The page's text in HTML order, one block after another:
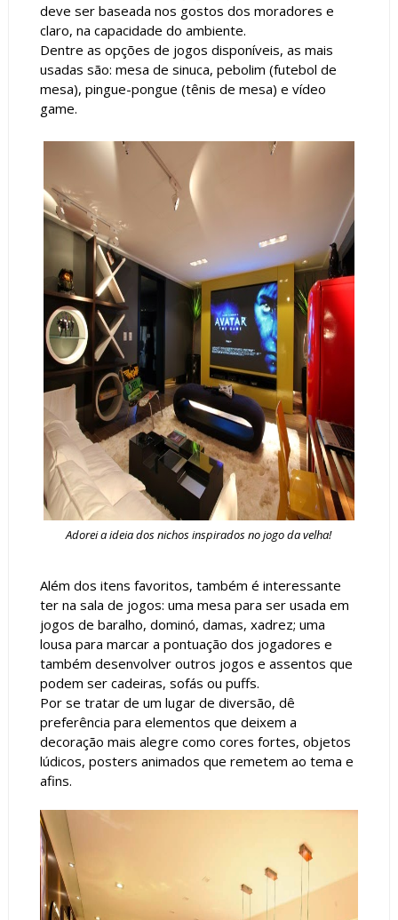
deve ser baseada nos gostos dos moradores e
claro, na capacidade do ambiente.
Dentre as opções de jogos disponíveis, as mais
usadas são: mesa de sinuca, pebolim (futebol de
mesa), pingue-pongue (tênis de mesa) e vídeo
game.
Adorei a ideia dos nichos inspirados no jogo da velha!
Além dos itens favoritos, também é interessante
ter na sala de jogos: uma mesa para ser usada em
jogos de baralho, dominó, damas, xadrez; uma
lousa para marcar a pontuação dos jogadores e
também desenvolver outros jogos e assentos que
podem ser cadeiras, sofás ou puffs.
Por se tratar de um lugar de diversão, dê
preferência para elementos que deixem a
decoração mais alegre como cores fortes, objetos
lúdicos, posters animados que remetem ao tema e
afins.